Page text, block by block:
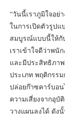
“วันนี้เราภูมิใจอย่
ในการเปิดตัวรูปแ
สมบูรณ์แบบนี้ให้กั
เราเข้าใจดีว่าพนั
และมีประสิทธิภา
ประเภท พฤติกรร
ปล่อยก๊าซคาร์บอ
ความเสี่ยงจากอุบั
วางแผนลงได้ ดัง